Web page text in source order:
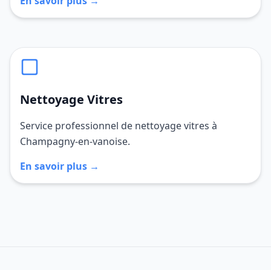
Nettoyage Vitres
Service professionnel de nettoyage vitres à
Champagny-en-vanoise.
En savoir plus →